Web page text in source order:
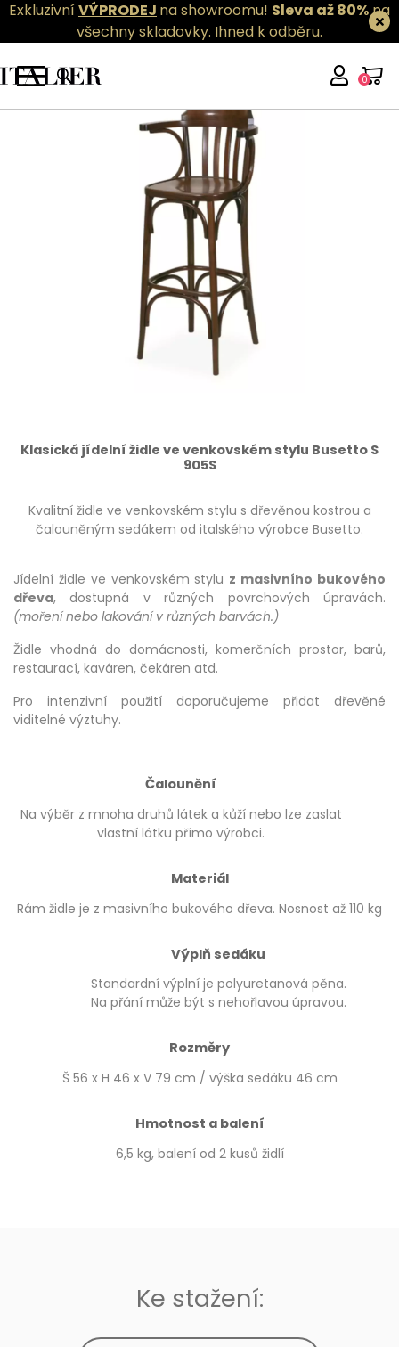
ExkluzivníVÝPRODEJ na showroomu! Sleva až 80%na
všechny skladovky. Ihned k odběru.
0
Klasická jídelní židle ve venkovském stylu Busetto S
905S
Kvalitní židle ve venkovském stylu s dřevěnou kostrou a
čalouněným sedákem od italského výrobce Busetto.
Jídelní židle ve venkovském stylu z masivního bukového
dřeva, dostupná v různých povrchových úpravách.
(moření nebo lakování v různých barvách.)
Židle vhodná do domácnosti, komerčních prostor, barů,
restaurací, kaváren, čekáren atd.
Pro intenzivní použití doporučujeme přidat dřevěné
viditelné výztuhy.
Čalounění
Na výběr z mnoha druhů látek a kůží nebo lze zaslat
vlastní látku přímo výrobci.
Materiál
Rám židle je z masivního bukového dřeva. Nosnost až 110 kg
Výplň sedáku
Standardní výplní je polyuretanová pěna.
Na přání může být s nehořlavou úpravou.
Rozměry
Š 56 x H 46 x V 79 cm / výška sedáku 46 cm
Hmotnost a balení
6,5 kg, balení od 2 kusů židlí
Ke stažení: